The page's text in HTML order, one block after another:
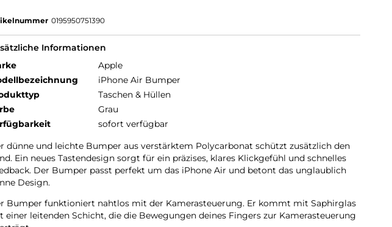
0195950751390
Informationen
Apple
iPhone Air Bumper
Taschen & Hüllen
Grau
sofort verfügbar
dünne und leichte Bumper aus verstärktem Polycarbonat schützt zusätzlich den
Ein neues Tastendesign sorgt für ein präzises, klares Klickgefühl und schnelles
Der Bumper passt perfekt um das iPhone Air und betont das unglaublich
Design.
Bumper funktioniert nahtlos mit der Kamerasteuerung. Er kommt mit Saphirglas
einer leitenden Schicht, die die Bewegungen deines Fingers zur Kamerasteuerung